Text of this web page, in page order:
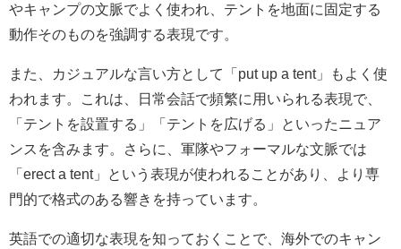
やキャンプの文脈でよく使われ、テントを地面に固定する
動作そのものを強調する表現です。
また、カジュアルな言い方として「put up a tent」もよく使
われます。これは、日常会話で頻繁に用いられる表現で、
「テントを設置する」「テントを広げる」といったニュア
ンスを含みます。さらに、軍隊やフォーマルな文脈では
「erect a tent」という表現が使われることがあり、より専
門的で格式のある響きを持っています。
英語での適切な表現を知っておくことで、海外でのキャン